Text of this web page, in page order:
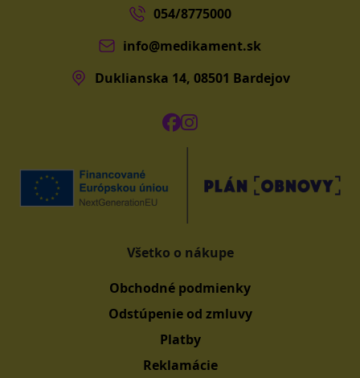
054/8775000
info@medikament.sk
Duklianska 14, 08501 Bardejov
Všetko o nákupe
Obchodné podmienky
Odstúpenie od zmluvy
Platby
Reklamácie